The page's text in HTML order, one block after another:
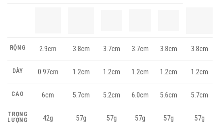
RỘNG 2.9cm 3.8cm 3.7cm 3.7cm 3.8cm 3.8cm
DÀY 0.97cm 1.2cm 1.2cm 1.2cm 1.2cm 1.2cm
CAO 6cm 5.7cm 5.2cm 6.0cm 5.6cm 5.7cm
TRỌNG
LƯỢNG
42g 57g 57g 57g 57g 57g